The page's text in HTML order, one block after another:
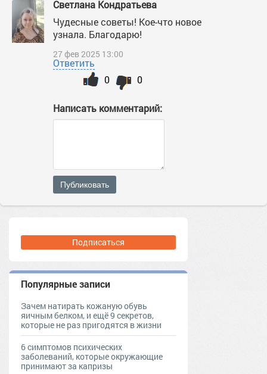
Светлана Кондратьева
Чудесные советы! Кое-что новое
узнала. Благодарю!
27 фев 2025 13:00
Ответить
0
0
Написать комментарий:
Публиковать
Подписаться
Популярные записи
Зачем натирать кожаную обувь
яичным белком, и ещё 9 секретов,
которые не раз пригодятся в жизни
6 симптомов психических
заболеваний, которые окружающие
принимают за капризы